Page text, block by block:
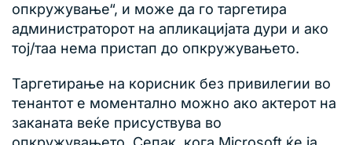
опкружување“, и може да го таргетира
администраторот на апликацијата дури и ако
тој/таа нема пристап до опкружувањето.
Таргетирање на корисник без привилегии во
тенантот е моментално можно ако актерот на
заканата веќе присуствува во